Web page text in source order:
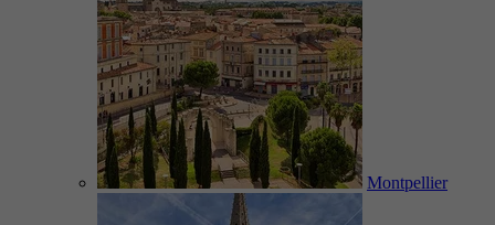
Montpellier